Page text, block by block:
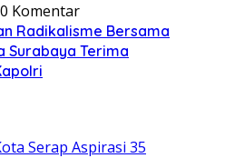
0 Komentar
Radikalisme Bersama
Surabaya Terima